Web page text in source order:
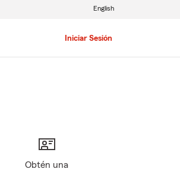
Iniciar Sesión
English
Obtén una